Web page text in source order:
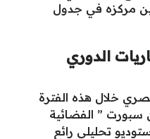
مركزه في جدول
الدوري
خلال هذه الفترة
سبورت ” الفضائية
تحليلي رائع